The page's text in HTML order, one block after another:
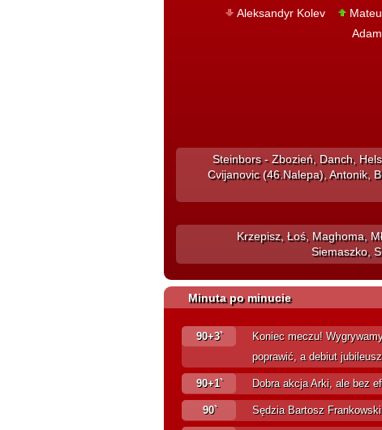
Aleksandyr Kolev
Steinbors - Zbozień, Danch,
Cvijanovic (46.Nalepa), Antonik,
Krzepisz, Łoś, Maghoma,
Siemaszko,
Minuta po minucie
90+3`
Koniec meczu!
poprawić, a debiut
90+1` Dobra akcja Arki, ale bez
90` Sędzia Bartosz